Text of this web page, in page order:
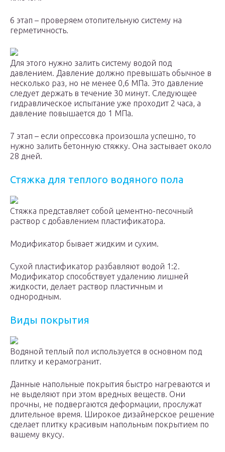
6 этап – проверяем отопительную систему на
герметичность.
Для этого нужно залить систему водой под
давлением. Давление должно превышать обычное в
несколько раз, но не менее 0,6 МПа. Это давление
следует держать в течение 30 минут. Следующее
гидравлическое испытание уже проходит 2 часа, а
давление повышается до 1 МПа.
7 этап – если опрессовка произошла успешно, то
нужно залить бетонную стяжку. Она застывает около
28 дней.
Стяжка для теплого водяного пола
Стяжка представляет собой цементно-песочный
раствор с добавлением пластификатора.
Модификатор бывает жидким и сухим.
Сухой пластификатор разбавляют водой 1:2.
Модификатор способствует удалению лишней
жидкости, делает раствор пластичным и
однородным.
Виды покрытия
Водяной теплый пол используется в основном под
плитку и керамогранит.
Данные напольные покрытия быстро нагреваются и
не выделяют при этом вредных веществ. Они
прочны, не подвергаются деформации, прослужат
длительное время. Широкое дизайнерское решение
сделает плитку красивым напольным покрытием по
вашему вкусу.